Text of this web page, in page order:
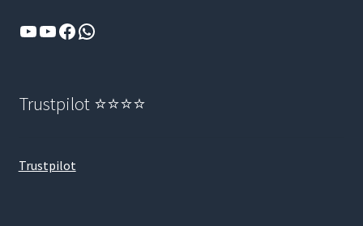
YouTube
YouTube
Facebook
WhatsApp
Trustpilot ⭐⭐⭐⭐
Trustpilot